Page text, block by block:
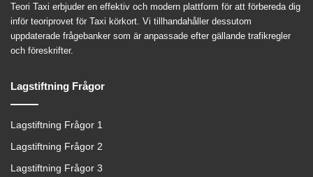
Teori Taxi erbjuder en effektiv och modern plattform för att förbereda dig
inför teoriprovet för Taxi körkort. Vi tillhandahåller dessutom
uppdaterade frågebanker som är anpassade efter gällande trafikregler
och föreskrifter.
Lagstiftning Frågor
Lagstiftning Frågor 1
Lagstiftning Frågor 2
Lagstiftning Frågor 3